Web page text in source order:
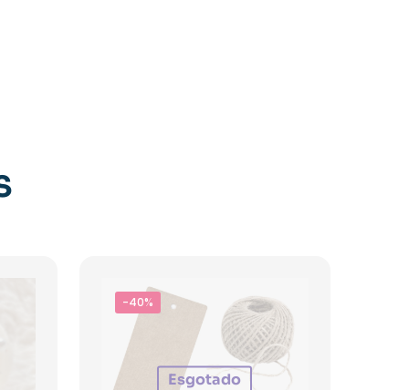
-40%
Esgotado